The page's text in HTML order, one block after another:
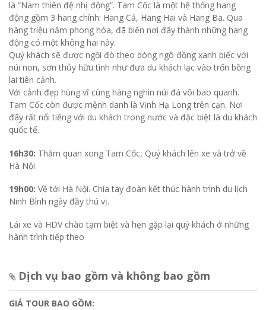
13h30: Xe đưa quý khách đến thămTam Cốchay còn gọi
là “Nam thiên đệ nhị động”. Tam Cốc là một hệ thống hang
động gồm 3 hang chính: Hang Cả, Hang Hai và Hang Ba. Qua
hàng triệu năm phong hóa, đã biến nơi đây thành những hang
động có một không hai này.
Quý khách sẽ được ngồi đò theo dòng ngô đồng xanh biếc với
núi non, sơn thủy hữu tình như đưa du khách lạc vào trốn bồng
lai tiên cảnh.
Với cảnh đẹp hùng vĩ cùng hàng nghìn núi đá vôi bao quanh.
Tam Cốc còn được mệnh danh là Vịnh Hạ Long trên cạn. Nơi
đây rất nổi tiếng với du khách trong nước và đặc biệt là du khách
16h30:
19h00:Về tới Hà Nội. Chia tay đoàn kết thúc hành trình du lịch
Lái xe và HDV chào tạm biệt và hẹn gặp lại quý khách ở những
Dịch vụ bao gồm và không bao gồm